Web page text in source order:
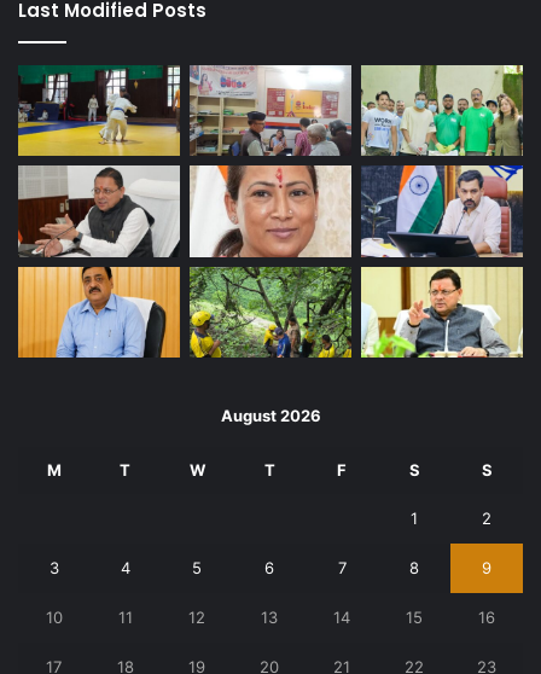
Last Modified Posts
August 2026
M T W T F S S
1 2
3 4 5 6 7 8 9
10 11 12 13 14 15 16
17 18 19 20 21 22 23